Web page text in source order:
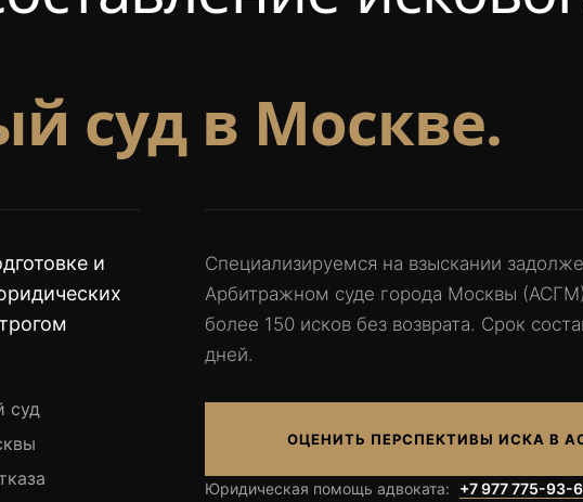
суд в Москве.
и
суд
Специализируемся на взыскании
Арбитражном суде города Москвы
более 150 исков без возврата. Срок
дней.
ОЦЕНИТЬ ПЕРСПЕКТИВЫ ИСКА В
Юридическая помощь адвоката: +7 977 775-93-